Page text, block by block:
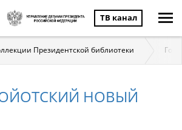
ТВ канал
Президентской библиотеки
НОВЫЙ